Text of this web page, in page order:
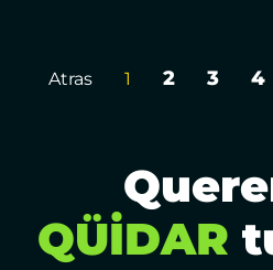
Atras 1 2 3 4
QÜİDAR